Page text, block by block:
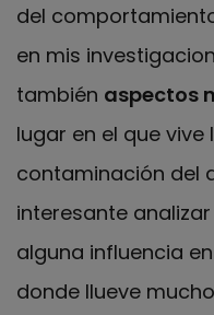
del
en mis
también aspectos
lugar en el que vive
contaminación del
interesante
alguna influencia
donde llueve